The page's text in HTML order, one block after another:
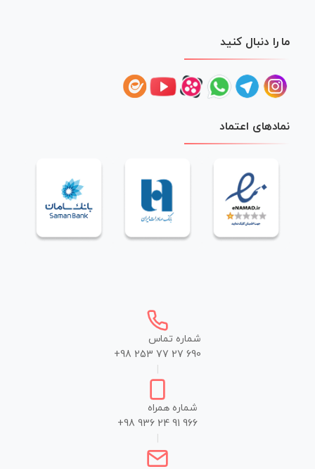
ما را دنبال کنید
نمادهای اعتماد
شماره تماس
+98 253 77 27 690
شماره همراه
+98 936 24 91 966